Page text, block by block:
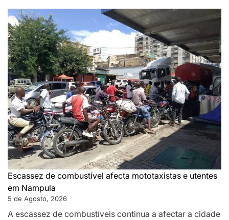
Escassez de combustível afecta mototaxistas e utentes
em Nampula
5 de Agosto, 2026
A escassez de combustíveis continua a afectar a cidade